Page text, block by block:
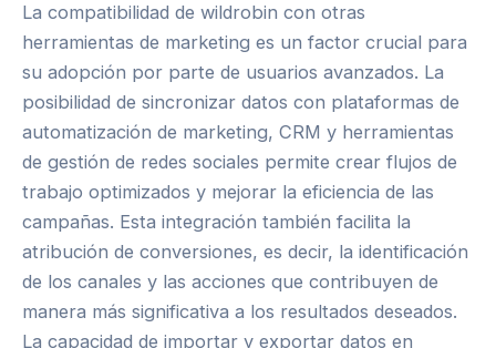
La compatibilidad de wildrobin con otras
herramientas de marketing es un factor crucial para
su adopción por parte de usuarios avanzados. La
posibilidad de sincronizar datos con plataformas de
automatización de marketing, CRM y herramientas
de gestión de redes sociales permite crear flujos de
trabajo optimizados y mejorar la eficiencia de las
campañas. Esta integración también facilita la
atribución de conversiones, es decir, la identificación
de los canales y las acciones que contribuyen de
manera más significativa a los resultados deseados.
La capacidad de importar y exportar datos en